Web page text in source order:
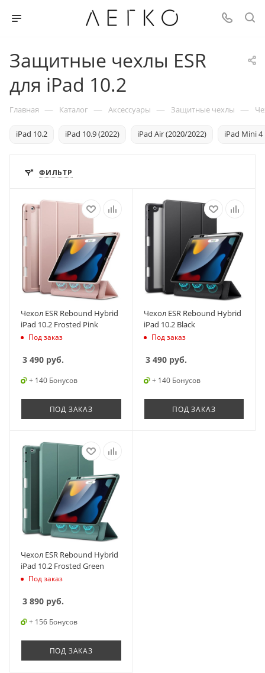
Защитные чехлы ESR
для iPad 10.2
Главная — Каталог — Аксессуары — Защитные чехлы —
iPad 10.2 iPad 10.9 (2022) iPad Air (2020/2022) iPad Mini 4
ФИЛЬТР
Чехол ESR Rebound Hybrid
iPad 10.2 Frosted Pink
Под заказ
3 490 руб.
+ 140 Бонусов
ПОД ЗАКАЗ
Чехол ESR Rebound Hybrid
iPad 10.2 Black
Под заказ
3 490руб.
+ 140 Бонусов
ПОД ЗАКАЗ
Чехол ESR Rebound Hybrid
iPad 10.2 Frosted Green
Под заказ
3 890 руб.
+ 156 Бонусов
ПОД ЗАКАЗ